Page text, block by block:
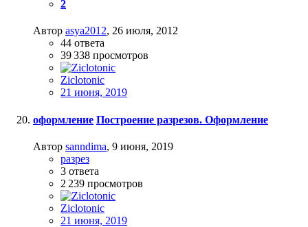
2
Автор asya2012, 26 июля, 2012
44 ответа
39 338 просмотров
Ziclotonic
21 июня, 2019
оформление Построение разрезов. Оформление
Автор sanndima, 9 июня, 2019
разрез
3 ответа
2 239 просмотров
Ziclotonic
21 июня, 2019